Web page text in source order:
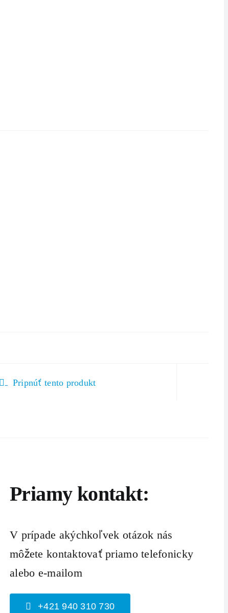
Pripnúť tento produkt
Priamy kontakt:
V prípade akýchkoľvek otázok nás
môžete kontaktovať priamo telefonicky
alebo e-mailom
+421 940 310 730